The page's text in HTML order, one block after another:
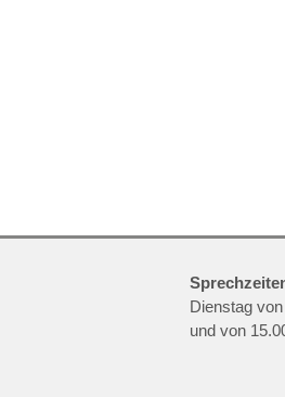
Dienstag
und von